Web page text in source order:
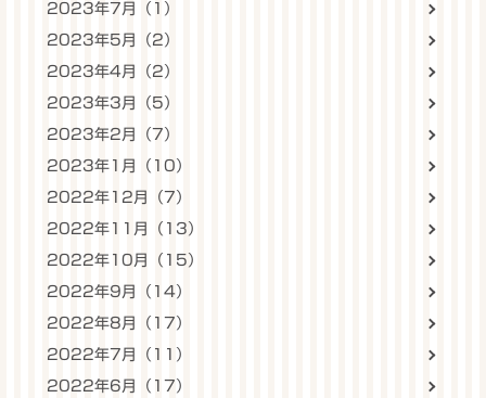
2023年7月（1）
2023年5月（2）
2023年4月（2）
2023年3月（5）
2023年2月（7）
2023年1月（10）
2022年12月（7）
2022年11月（13）
2022年10月（15）
2022年9月（14）
2022年8月（17）
2022年7月（11）
2022年6月（17）